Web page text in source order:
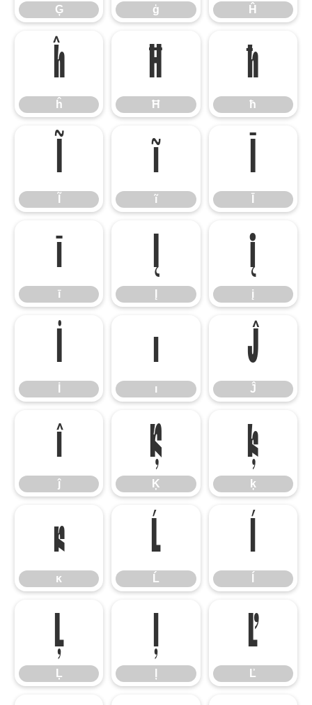
Ģ ģ Ĥ
ĥ
ĥ
Ħ
Ħ
ħ
ħ
Ĩ ĩ
ĩ
Ī
ī
ī
Į į
į
İ ı
ı
Ĵ
Ĵ
ĵ
ĵ
Ķ
Ķ
ķ
ķ
ĸ
ĸ
Ĺ
Ĺ
ĺ
Ļ
Ļ
ļ Ľ
Ľ